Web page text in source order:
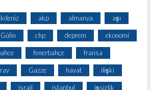
akp almanya aşı
chp deprem ekonomi
fenerbahçe fransa
Gazze hayat ilişki
israil istanbul işsizlik